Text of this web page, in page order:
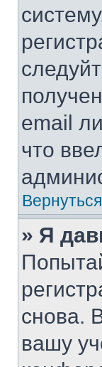
email
что
» Я
снова.
вашу